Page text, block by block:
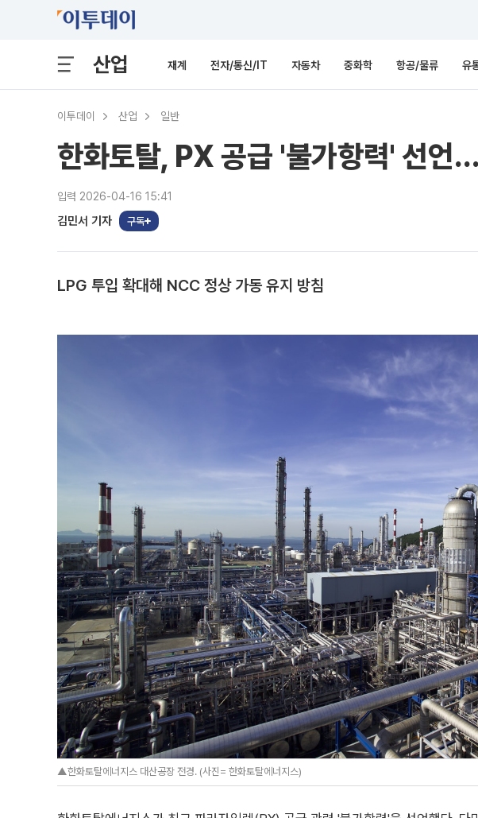
산업 재계 전자/통신/IT 자동차 중화학 항공/물류 유
이투데이 산업 일반
한화토탈, PX 공급 '불가항력' 선언
입력 2026-04-16 15:41
김민서 기자 구독
LPG 투입 확대해 NCC 정상 가동 유지 방침
▲한화토탈에너지스 대산공장 전경. (사진= 한화토탈에너지스)